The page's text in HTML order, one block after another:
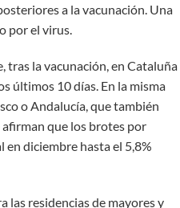
a la vacunación. Una
por el virus.
tras la vacunación, en Cataluña
últimos 10 días. En la misma
o Andalucía, que también
afirman que los brotes por
diciembre hasta el 5,8%
las residencias de mayores y